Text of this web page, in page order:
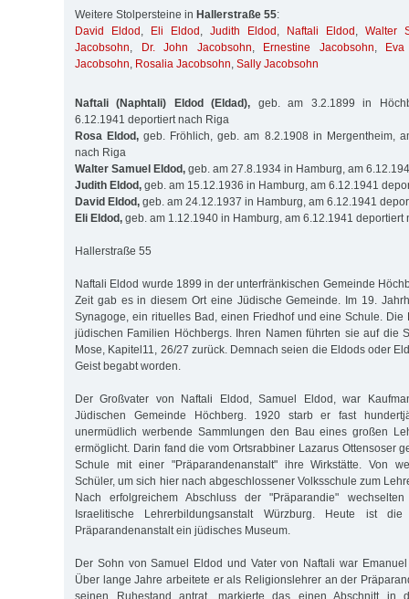
Weitere Stolpersteine in Hallerstraße 55:
David Eldod , Eli Eldod , Judith Eldod , Naftali Eldod , Walter
Jacobsohn, Dr. John Jacobsohn, Ernestine Jacobsohn,
Jacobsohn, Rosalia Jacobsohn, Sally Jacobsohn
Naftali (Naphtali) Eldod (Eldad), geb. am 3.2.1899 in
6.12.1941 deportiert nach Riga
Rosa Eldod, geb. Fröhlich, geb. am 8.2.1908 in Mergentheim,
nach Riga
Walter Samuel Eldod, geb. am 27.8.1934 in Hamburg, am
Judith Eldod, geb. am 15.12.1936 in Hamburg, am 6.12.1941
David Eldod, geb. am 24.12.1937 in Hamburg, am 6.12.1941
Eli Eldod, geb. am 1.12.1940 in Hamburg, am 6.12.1941 deportiert
Hallerstraße 55
Naftali Eldod wurde 1899 in der unterfränkischen Gemeinde
Zeit gab es in diesem Ort eine Jüdische Gemeinde. Im 19.
Synagoge, ein rituelles Bad, einen Friedhof und eine Schule.
jüdischen Familien Höchbergs. Ihren Namen führten sie auf die
Mose, Kapitel11, 26/27 zurück. Demnach seien die Eldods oder
Geist begabt worden.
Der Großvater von Naftali Eldod, Samuel Eldod, war
Jüdischen Gemeinde Höchberg. 1920 starb er fast
unermüdlich werbende Sammlungen den Bau eines großen
ermöglicht. Darin fand die vom Ortsrabbiner Lazarus Ottensoser
Schule mit einer "Präparandenanstalt" ihre Wirkstätte. Von
Schüler, um sich hier nach abgeschlossener Volksschule zum
Nach erfolgreichem Abschluss der "Präparandie"
Israelitische Lehrerbildungsanstalt Würzburg. Heute ist
Präparandenanstalt ein jüdisches Museum.
Der Sohn von Samuel Eldod und Vater von Naftali war
Über lange Jahre arbeitete er als Religionslehrer an der
seinen Ruhestand antrat, markierte das einen Abschnitt in